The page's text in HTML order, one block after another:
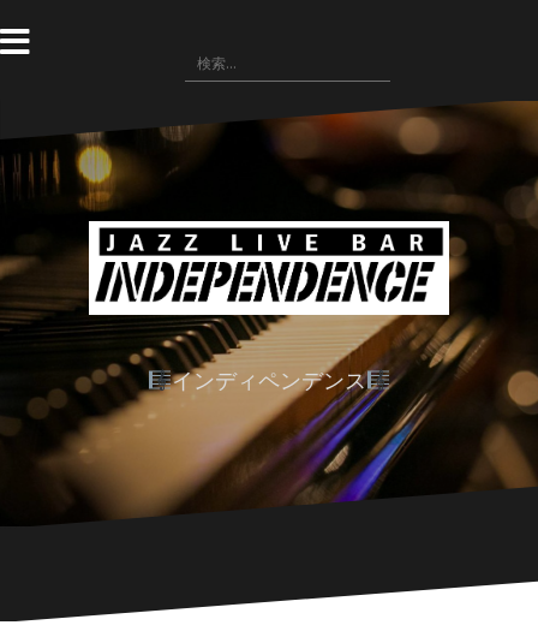
ン
テ
へ
ス
検
索:
インディペンデンス